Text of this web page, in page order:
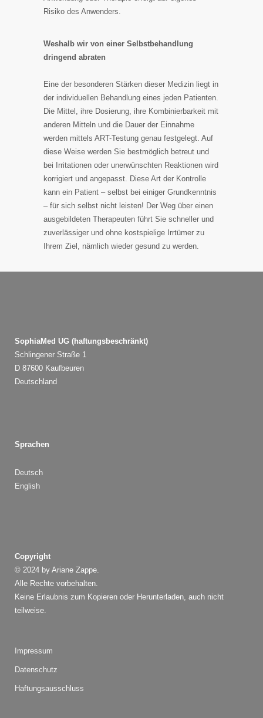
Risiko des Anwenders.
Weshalb wir von einer Selbstbehandlung
dringend abraten
Eine der besonderen Stärken dieser Medizin liegt in
der individuellen Behandlung eines jeden Patienten.
Die Mittel, ihre Dosierung, ihre Kombinierbarkeit mit
anderen Mitteln und die Dauer der Einnahme
werden mittels ART-Testung genau festgelegt. Auf
diese Weise werden Sie bestmöglich betreut und
bei Irritationen oder unerwünschten Reaktionen wird
korrigiert und angepasst. Diese Art der Kontrolle
kann ein Patient – selbst bei einiger Grundkenntnis
– für sich selbst nicht leisten! Der Weg über einen
ausgebildeten Therapeuten führt Sie schneller und
zuverlässiger und ohne kostspielige Irrtümer zu
Ihrem Ziel, nämlich wieder gesund zu werden.
SophiaMed UG (haftungsbeschränkt)
Schlingener Straße 1
D 87600 Kaufbeuren
Deutschland
Sprachen
Deutsch
English
Copyright
© 2024 by Ariane Zappe.
Alle Rechte vorbehalten.
Keine Erlaubnis zum Kopieren oder Herunterladen, auch nicht
teilweise.
Impressum
Datenschutz
Haftungsausschluss